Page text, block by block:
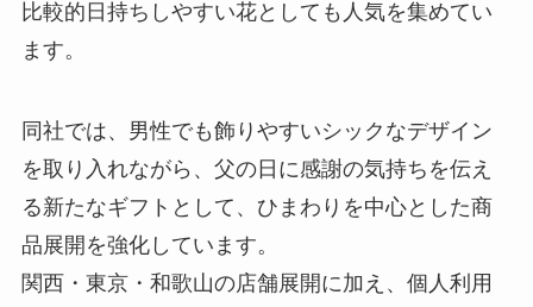
比較的日持ちしやすい花としても人気を集めてい
ます。
同社では、男性でも飾りやすいシックなデザイン
を取り入れながら、父の日に感謝の気持ちを伝え
る新たなギフトとして、ひまわりを中心とした商
品展開を強化しています。
関西・東京・和歌山の店舗展開に加え、個人利用